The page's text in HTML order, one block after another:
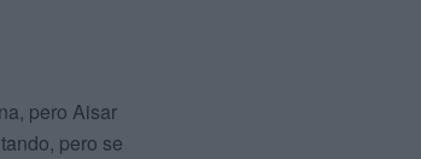
pero Aisar
pero se